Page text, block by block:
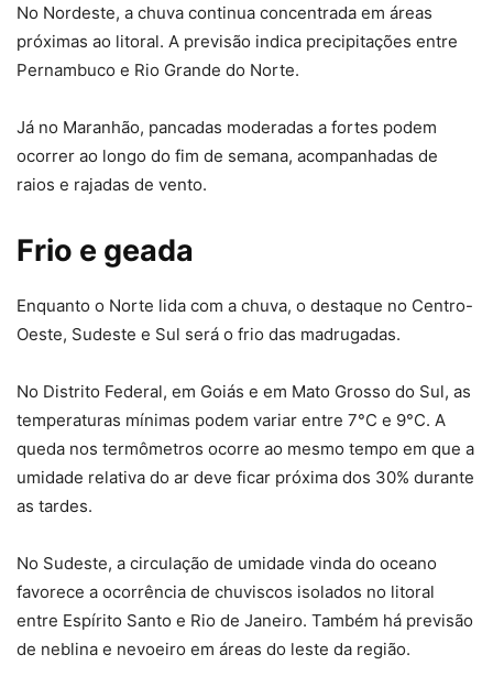
No Nordeste, a chuva continua concentrada em áreas
próximas ao litoral. A previsão indica precipitações entre
Pernambuco e Rio Grande do Norte.
Já no Maranhão, pancadas moderadas a fortes podem
ocorrer ao longo do fim de semana, acompanhadas de
raios e rajadas de vento.
Frio e geada
Enquanto o Norte lida com a chuva, o destaque no Centro-
Oeste, Sudeste e Sul será o frio das madrugadas.
No Distrito Federal, em Goiás e em Mato Grosso do Sul, as
temperaturas mínimas podem variar entre 7°C e 9°C. A
queda nos termômetros ocorre ao mesmo tempo em que a
umidade relativa do ar deve ficar próxima dos 30% durante
as tardes.
No Sudeste, a circulação de umidade vinda do oceano
favorece a ocorrência de chuviscos isolados no litoral
entre Espírito Santo e Rio de Janeiro. Também há previsão
de neblina e nevoeiro em áreas do leste da região.